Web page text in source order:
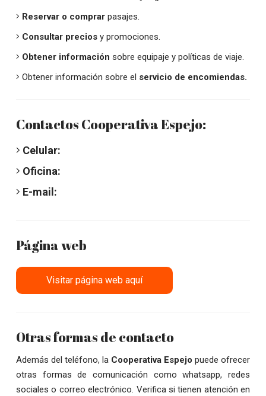
Reservar o comprar pasajes.
Consultar precios y promociones.
Obtener información sobre equipaje y políticas de viaje.
Obtener información sobre el servicio de encomiendas.
Contactos Cooperativa Espejo:
Celular:
Oficina:
E-mail:
Página web
Visitar página web aquí
Otras formas de contacto
Además del teléfono, la Cooperativa Espejo puede ofrecer
otras formas de comunicación como whatsapp, redes
sociales o correo electrónico. Verifica si tienen atención en